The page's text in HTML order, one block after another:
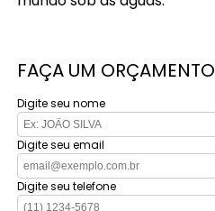
FAÇA UM ORÇAMENTO
Digite seu nome
Digite seu email
Digite seu telefone